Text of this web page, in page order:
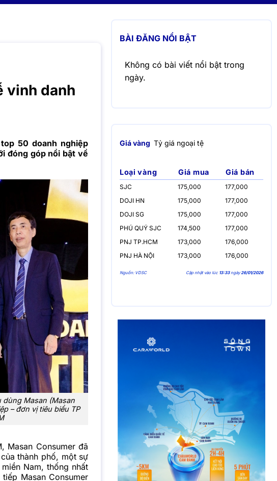
vinh danh
50 doanh nghiệp
đóng góp nổi bật về
dùng Masan (Masan
– đơn vị tiêu biểu TP
Masan Consumer đã
thành phố, một sự
Nam, thống nhất
Masan Consumer
BÀI ĐĂNG NỔI BẬT
Không có bài viết nổi bật trong
ngày.
Giá vàng Tỷ giá ngoại tệ
Loại vàng Giá mua Giá bán
SJC 175,000
177,000
DOJI HN
175,000
177,000
DOJI SG
175,000
177,000
PHÚ QUÝ SJC
174,500
177,000
PNJ TP.HCM
173,000
176,000
PNJ HÀ NỘI
173,000 176,000
Nguồn: VDSC Cập nhật vào lúc 13:33ngày26/01/2026